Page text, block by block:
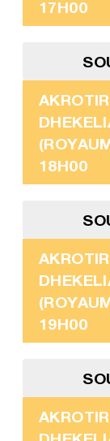
17H00
18H00
19H00